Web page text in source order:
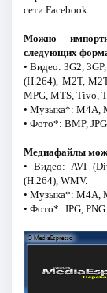
сети Facebook.
Можно
следующих
• Видео: 3G2,
(H.264), M2T,
MPG, MTS, Tivo,
• Музыка*: M4A,
• Фото*: BMP,
Медиафайлы
• Видео: AVI
(H.264), WMV.
• Музыка*: M4A,
• Фото*: JPG, PNG.